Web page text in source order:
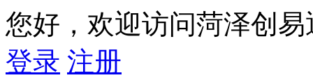
您好，欢迎访问菏泽创
登录 注册